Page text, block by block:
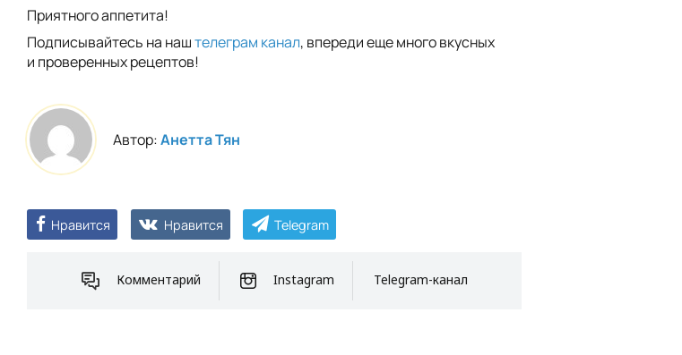
Приятного аппетита!
Подписывайтесь на наштелеграм канал, впереди еще много вкусных
и проверенных рецептов!
Автор:Анетта Тян
Нравится Нравится Telegram
Комментарий Instagram Telegram-канал